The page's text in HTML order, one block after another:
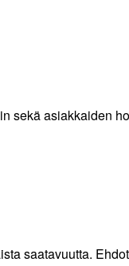
sekä asiakkaiden
saatavuutta.